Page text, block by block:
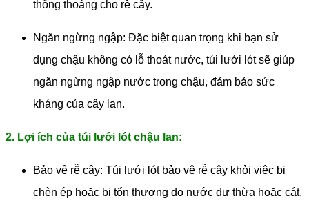
thông thoáng cho rễ cây.
Ngăn ngừng ngập: Đặc biệt quan trọng khi bạn sử
dụng chậu không có lỗ thoát nước, túi lưới lót sẽ giúp
ngăn ngừng ngập nước trong chậu, đảm bảo sức
kháng của cây lan.
2. Lợi ích của túi lưới lót chậu lan:
Bảo vệ rễ cây: Túi lưới lót bảo vệ rễ cây khỏi việc bị
chèn ép hoặc bị tổn thương do nước dư thừa hoặc cát,